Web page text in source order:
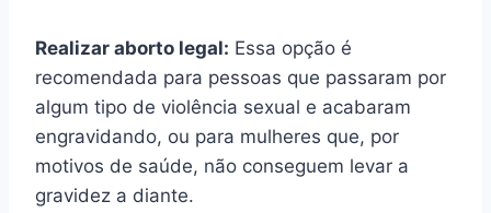
Realizar aborto legal: Essa opção é
recomendada para pessoas que passaram por
algum tipo de violência sexual e acabaram
engravidando, ou para mulheres que, por
motivos de saúde, não conseguem levar a
gravidez a diante.